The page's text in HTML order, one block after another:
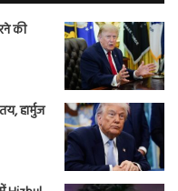
की
हार्मुज